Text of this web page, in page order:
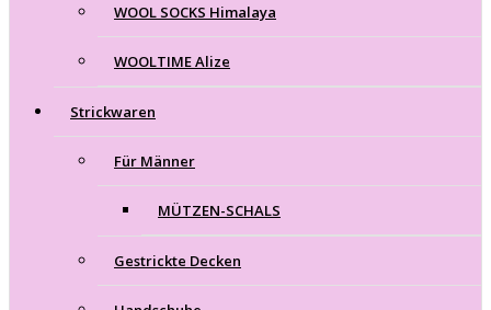
WOOL SOCKS Himalaya
WOOLTIME Alize
Strickwaren
Für Männer
MÜTZEN-SCHALS
Gestrickte Decken